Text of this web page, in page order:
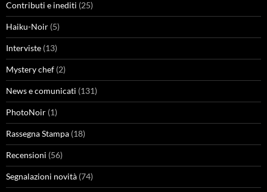
Contributi e inediti (25)
Haiku-Noir (5)
Interviste (13)
Mystery chef (2)
News e comunicati (131)
PhotoNoir (1)
Rassegna Stampa (18)
Recensioni (56)
Segnalazioni novità (74)